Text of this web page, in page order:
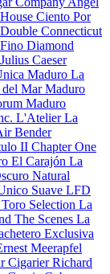
Ciento Por
Connecticut
Diamond
Caeser
Maduro La
del Mar Maduro
Maduro
L'AtelierLa
Bender
II Chapter One
El Carajón La
Natural
Suave LFD
Selection La
The Scenes La
Exclusiva
Meerapfel
Cigarier Richard